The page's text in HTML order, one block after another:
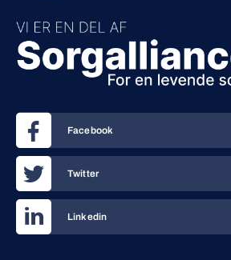
Facebook
Twitter
Linkedin